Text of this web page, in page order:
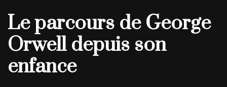
Le parcours de George
Orwell depuis son
enfance